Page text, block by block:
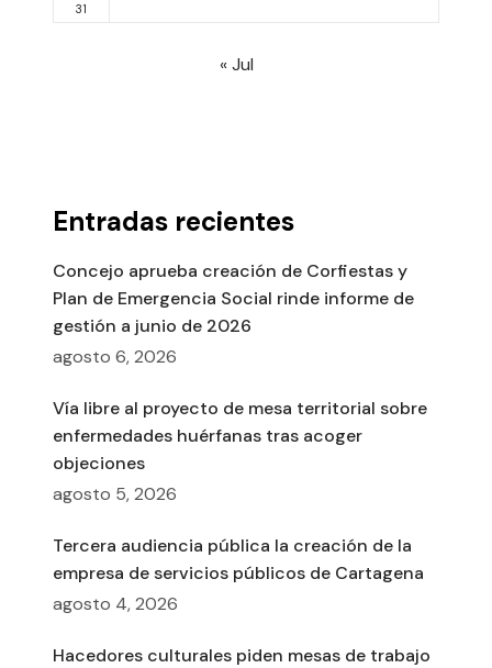
31
« Jul
Entradas recientes
Concejo aprueba creación de Corfiestas y
Plan de Emergencia Social rinde informe de
gestión a junio de 2026
agosto 6, 2026
Vía libre al proyecto de mesa territorial sobre
enfermedades huérfanas tras acoger
objeciones
agosto 5, 2026
Tercera audiencia pública la creación de la
empresa de servicios públicos de Cartagena
agosto 4, 2026
Hacedores culturales piden mesas de trabajo